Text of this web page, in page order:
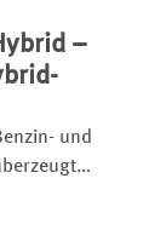
und–
und